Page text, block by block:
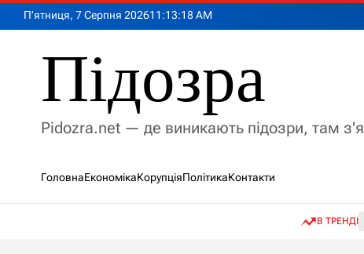
П’ятниця, 7 Серпня 202611 :13:19AM
Підозра
Pidozra.net — де виникають підозри, там
ГоловнаЕкономікаКорупціяПолітикаКонтакти
В ТРЕНДІ